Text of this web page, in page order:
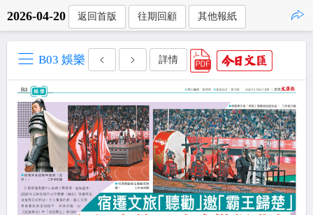
2026-04-20 返回首版 往期回顧 其他報紙
B03 娛樂 詳情